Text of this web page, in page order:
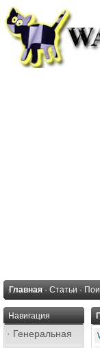
Главная · Статьи ·
Навигация
· Генеральная